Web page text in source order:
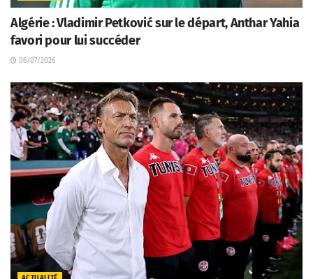
Algérie : Vladimir Petković sur le départ, Anthar Yahia
favori pour lui succéder
06/07/2026